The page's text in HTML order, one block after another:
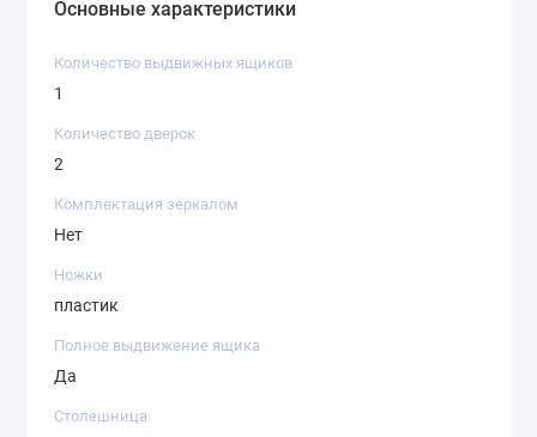
Основные характеристики
Количество выдвижных ящиков
1
Количество дверок
2
Комплектация зеркалом
Нет
Ножки
пластик
Полное выдвижение ящика
Да
Столешница